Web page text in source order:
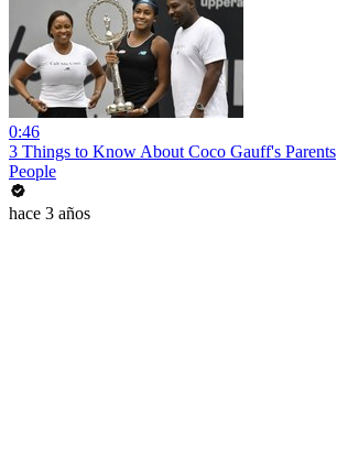
0:46
3 Things to Know About Coco Gauff's Parents
People
hace 3 años